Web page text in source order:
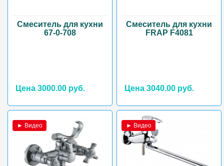
Смеситель для кухни
67-0-708
Цена 3000.00 руб.
Смеситель для кухни
FRAP F4081
Цена 3040.00 руб.
► Видео ► Видео